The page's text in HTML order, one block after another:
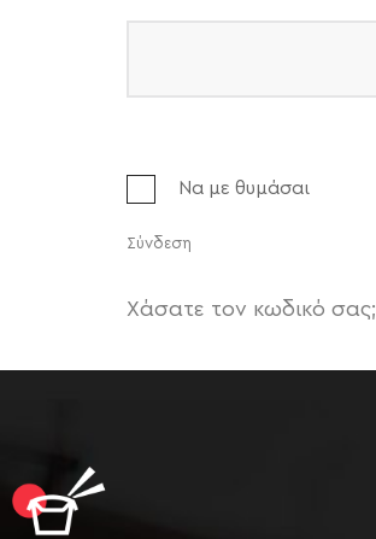
Να με θυμάσαι
Σύνδεση
Χάσατε τον κωδικό σας;